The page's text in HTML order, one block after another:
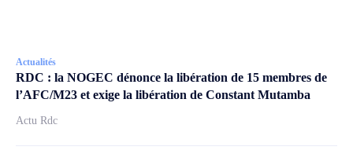
Actualités
RDC : la NOGEC dénonce la libération de 15 membres de
l’AFC/M23 et exige la libération de Constant Mutamba
Actu Rdc